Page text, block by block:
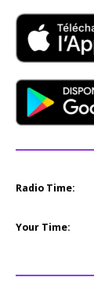
Radio Time:
Your Time: